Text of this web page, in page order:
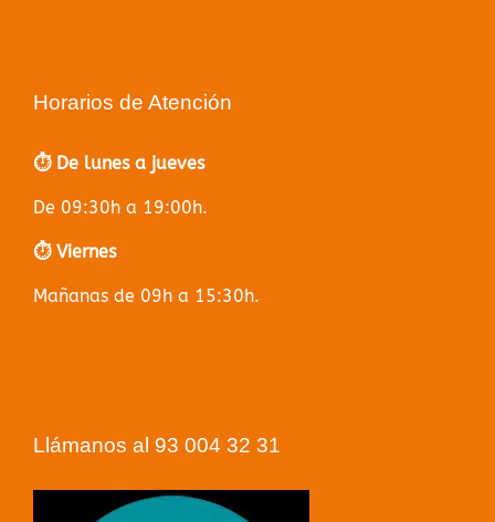
Horarios de Atención
⏱️ De lunes a jueves
De 09:30h a 19:00h.
⏱️ Viernes
Mañanas de 09h a 15:30h.
Llámanos al 93 004 32 31